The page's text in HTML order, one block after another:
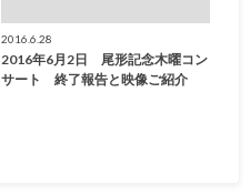
2016.6.28
2016年6月2日 尾形記念木曜コン
サート 終了報告と映像ご紹介